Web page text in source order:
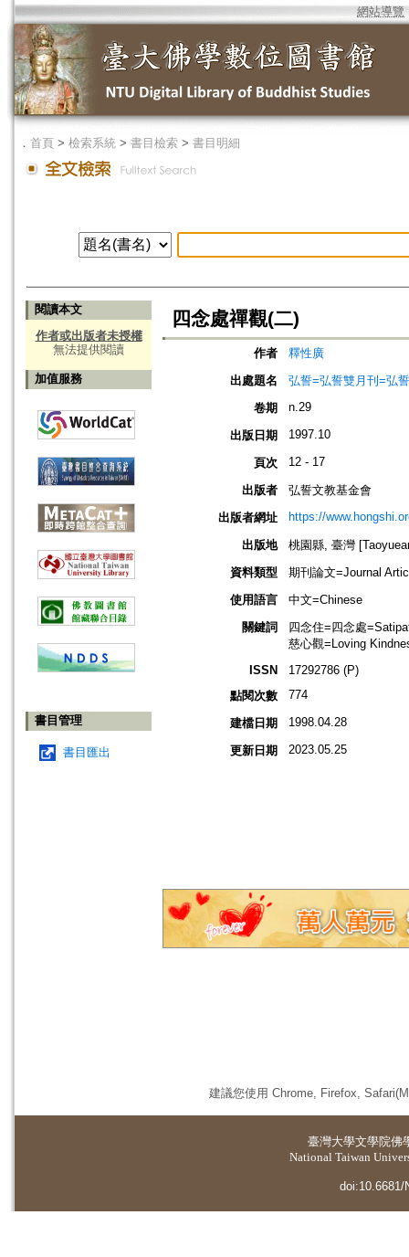
網站導覽
． 首頁 > 檢索系統 > 書目檢索 > 書目明細
閱讀本文
作者或出版者未授權
無法提供閱讀
加值服務
書目管理
書目匯出
四念處禪觀(二)
作者
釋性廣
出處題名
弘誓=弘誓雙月刊=弘
卷期
n.29
出版日期 1997.10
頁次 12 - 17
出版者
弘誓文教基金會
出版者網址
https://
出版地
桃園縣, 臺灣
資料類型
期刊論文=Journal
使用語言
中文=Chinese
關鍵詞
四念住=四念處
慈心觀=Loving
ISSN
17292786 (P)
點閱次數
774
建檔日期 1998.04.28
更新日期 2023.05.25
建議您使用 Chrome, Firefox,
臺灣大學文學院佛
National Taiwan
doi:10.6681/